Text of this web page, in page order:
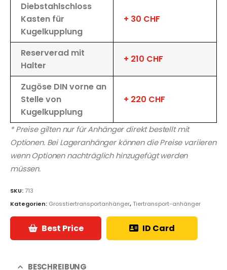
Diebstahlschloss
Kasten für
Kugelkupplung
+ 30 CHF
Reserverad mit
Halter
+ 210 CHF
Zugöse DIN vorne an
Stelle von
Kugelkupplung
+ 220 CHF
* Preise gilten nur für Anhänger direkt bestellt mit
Optionen. Bei Lageranhänger können die Preise variieren
wenn Optionen nachträglich hinzugefügt werden
müssen.
SKU:713
Kategorien: Grosstiertransportanhänger,Tiertransport-anhänger
Best Price ID Card
BESCHREIBUNG